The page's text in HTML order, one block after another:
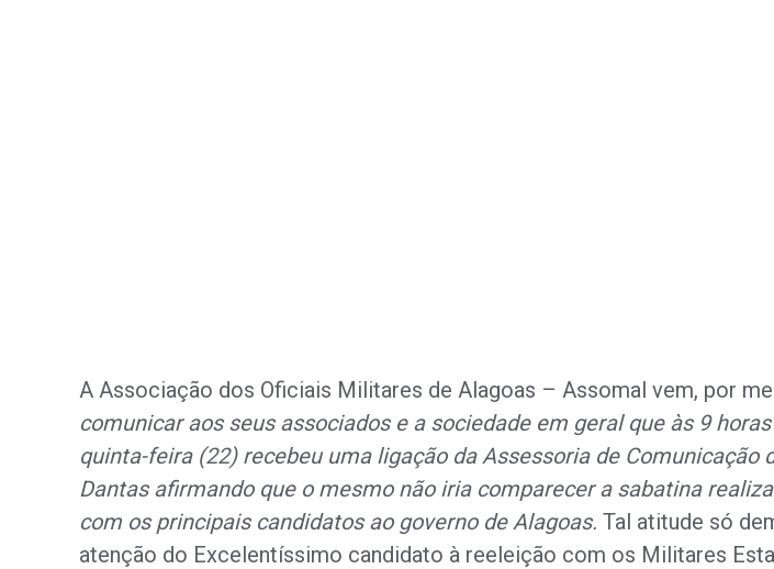
A Associação dos Oficiais Militares de Alagoas – Assomal vem, por
comunicar aos seus associados e a sociedade em geral que às 9
quinta-feira (22) recebeu uma ligação da Assessoria de Comunicação
Dantas afirmando que o mesmo não iria comparecer a sabatina
com os principais candidatos ao governo de Alagoas. Tal atitude só
atenção do Excelentíssimo candidato à reeleição com os Militares